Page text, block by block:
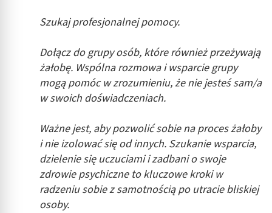
Szukaj profesjonalnej pomocy.
Dołącz do grupy osób, które również przeżywają
żałobę. Wspólna rozmowa i wsparcie grupy
mogą pomóc w zrozumieniu, że nie jesteś sam/a
w swoich doświadczeniach.
Ważne jest, aby pozwolić sobie na proces żałoby
i nie izolować się od innych. Szukanie wsparcia,
dzielenie się uczuciami i zadbani o swoje
zdrowie psychiczne to kluczowe kroki w
radzeniu sobie z samotnością po utracie bliskiej
osoby.